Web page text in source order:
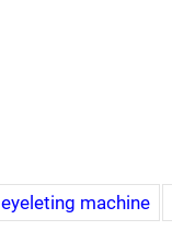
eyeleting machine